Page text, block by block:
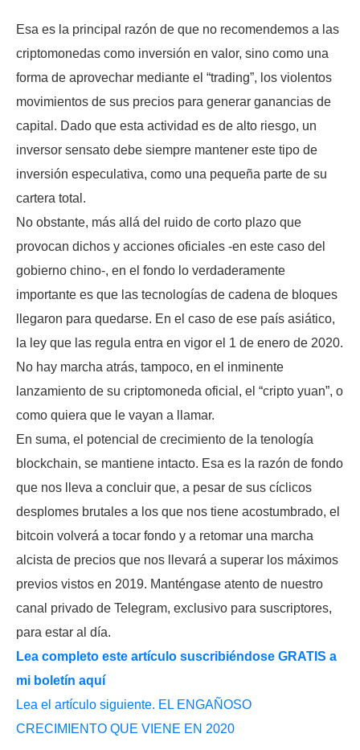
Esa es la principal razón de que no recomendemos a las
criptomonedas como inversión en valor, sino como una
forma de aprovechar mediante el “trading”, los violentos
movimientos de sus precios para generar ganancias de
capital. Dado que esta actividad es de alto riesgo, un
inversor sensato debe siempre mantener este tipo de
inversión especulativa, como una pequeña parte de su
cartera total.
No obstante, más allá del ruido de corto plazo que
provocan dichos y acciones oficiales -en este caso del
gobierno chino-, en el fondo lo verdaderamente
importante es que las tecnologías de cadena de bloques
llegaron para quedarse. En el caso de ese país asiático,
la ley que las regula entra en vigor el 1 de enero de 2020.
No hay marcha atrás, tampoco, en el inminente
lanzamiento de su criptomoneda oficial, el “cripto yuan”, o
como quiera que le vayan a llamar.
En suma, el potencial de crecimiento de la tenología
blockchain, se mantiene intacto. Esa es la razón de fondo
que nos lleva a concluir que, a pesar de sus cíclicos
desplomes brutales a los que nos tiene acostumbrado, el
bitcoin volverá a tocar fondo y a retomar una marcha
alcista de precios que nos llevará a superar los máximos
previos vistos en 2019. Manténgase atento de nuestro
canal privado de Telegram, exclusivo para suscriptores,
para estar al día.
Lea completo este artículo suscribiéndose GRATIS a
mi boletín aquí
Lea el artículo siguiente. EL ENGAÑOSO
CRECIMIENTO QUE VIENE EN 2020